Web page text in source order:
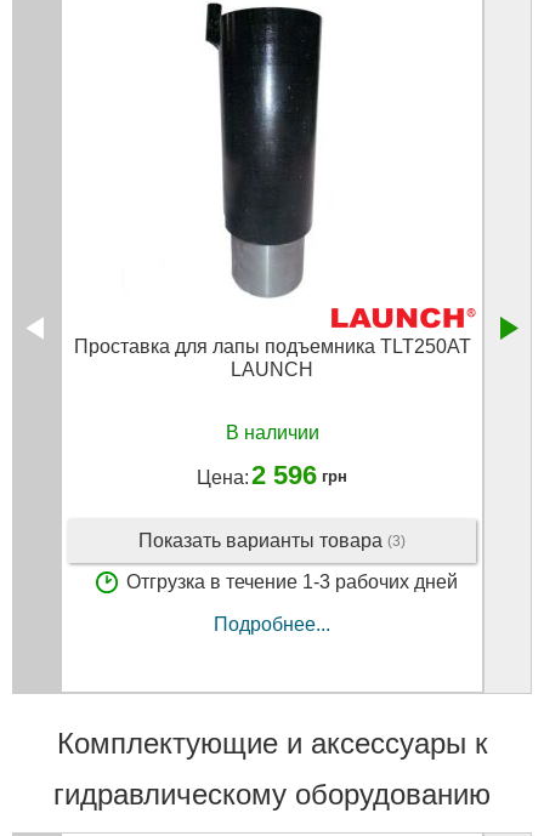
Проставка для лапы подъемника TLT250AT
LAUNCH
В наличии
Цена:2 596 грн
Показать варианты товара (3)
Отгрузка в течение 1-3 рабочих дней
Подробнее...
Комплектующие и аксессуары к
гидравлическому оборудованию